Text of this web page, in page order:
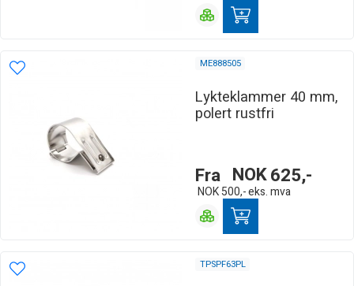
ME888505
Lykteklammer 40 mm,
polert rustfri
Fra NOK625,-
NOK 500,-eks. mva
TPSPF63PL